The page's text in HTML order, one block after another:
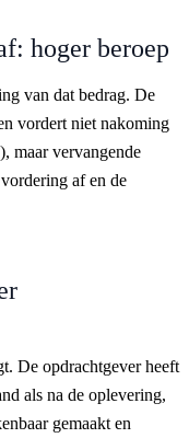
hoger beroep
van dat bedrag. De
vordert niet nakoming
), maar vervangende
af en de
De opdrachtgever heeft
als na de oplevering,
gemaakt en